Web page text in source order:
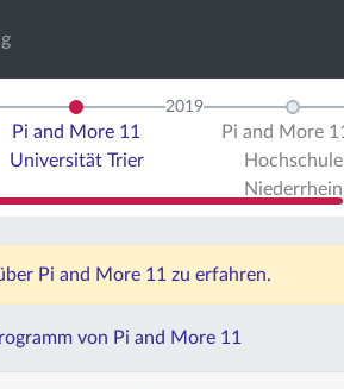
Pi and More 11
Universität Trier
2019
Pi and More
Hochschule
Niederrhein
Pi and More 11 zu erfahren.
von Pi and More 11